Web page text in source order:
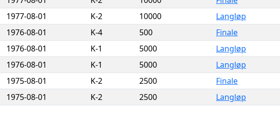
1977-08-01 K-2 10000 Langløp
1976-08-01 K-4 500 Finale
1976-08-01 K-1 5000 Langløp
1976-08-01 K-1 5000 Langløp
1975-08-01 K-2 2500 Finale
1975-08-01 K-2 2500 Langløp